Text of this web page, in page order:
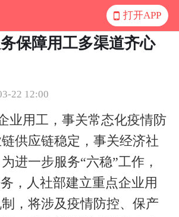
打开APP
保障用工多渠道齐心
22 12:00
业用工，事关常态化疫情防
供应链稳定，事关经济社
进一步服务“六稳”工作，
，人社部建立重点企业用
，将涉及疫情防控、保产